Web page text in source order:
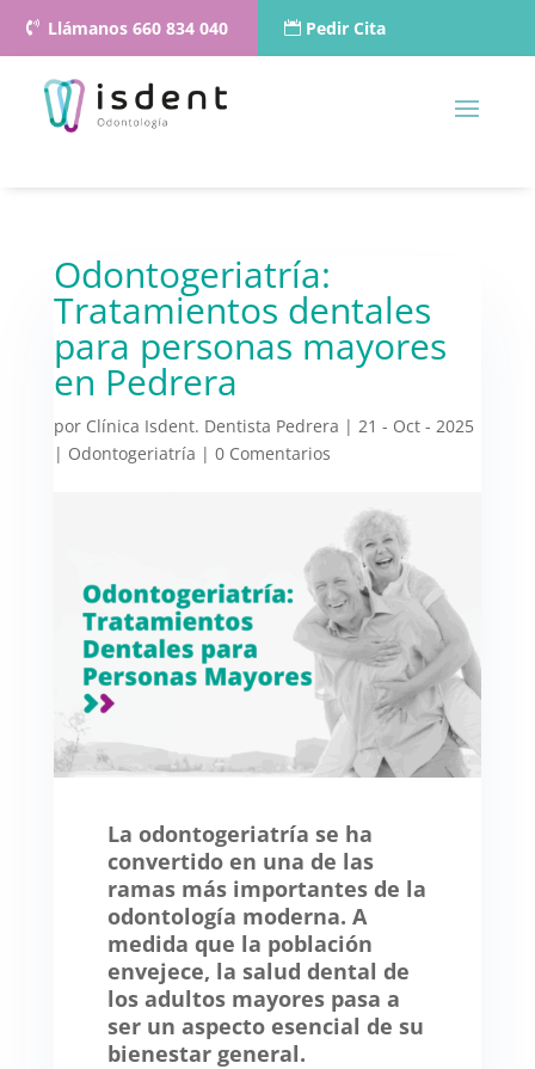
Llámanos 660 834 040 Pedir Cita
Odontogeriatría:
Tratamientos dentales
para personas mayores
en Pedrera
por Clínica Isdent. Dentista Pedrera | 21 - Oct - 2025
| Odontogeriatría | 0 Comentarios
La odontogeriatría se ha
convertido en una de las
ramas más importantes de la
odontología moderna. A
medida que la población
envejece, la salud dental de
los adultos mayores pasa a
ser un aspecto esencial de su
bienestar general.